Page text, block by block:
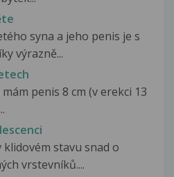
syna a jeho penis je s
výrazně...
penis 8 cm (v erekci 13
klidovém stavu snad o
vrstevníků....